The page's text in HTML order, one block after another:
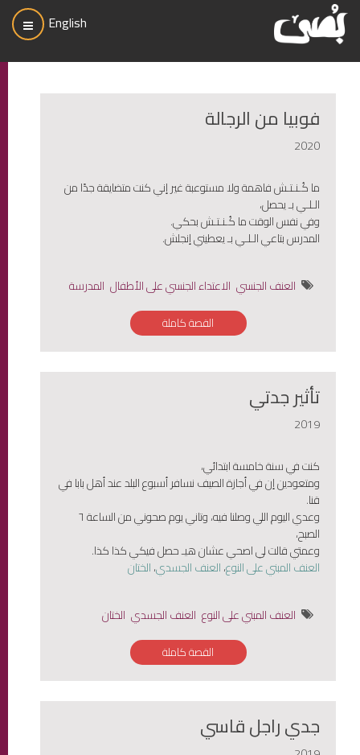
English
فوبيا من الرجالة
2020
ما كُـنـتـش فاهمة ولا مستوعبة غير إني كنت متضايقة جدًا من
الـلـي بـ يحصل،
وفي نفس الوقت ما كُـنـتـش بحكي.
المدرس بتاعي الـلـي بـ يعطيني إنجلش.
العنف الجنسي الاعتداء الجنسي على الأطفال المدرسة
القصة كاملة
تأثير جدتي
2019
كنت في سنة خامسة ابتدائي،
ومتعودين إن في أجازة الصيف نسافر أسبوع البلد عند أهل بابا في
قنا.
وعدي اليوم اللي وصلنا فيه، وتاني يوم صحوني من الساعة ٦
الصبح،
وعمتي قالت لي اصحي عشان هيـ حصل فيكي كذا كذا.
العنف المبني على النوع،العنف الجسدي،الختان
العنف المبني على النوع العنف الجسدي الختان
القصة كاملة
جدي راجل قاسي